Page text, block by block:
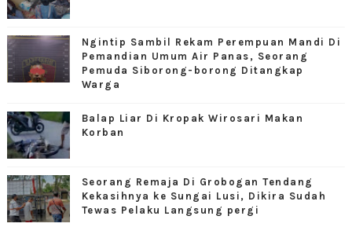
Ngintip Sambil Rekam Perempuan Mandi Di
Pemandian Umum Air Panas, Seorang
Pemuda Siborong-borong Ditangkap
Warga
Balap Liar Di Kropak Wirosari Makan
Korban
Seorang Remaja Di Grobogan Tendang
Kekasihnya ke Sungai Lusi, Dikira Sudah
Tewas Pelaku Langsung pergi